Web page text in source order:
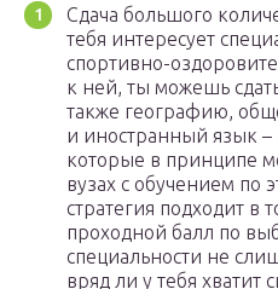
Сдача большого
тебя интересует
спортивно-
к ней, ты можешь
также географию,
и иностранный язык –
которые в принципе
вузах с обучением по
стратегия подходит в
проходной балл по
специальности не
вряд ли у тебя